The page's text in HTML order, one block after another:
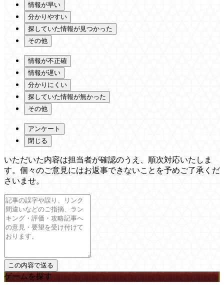
情報が早い
分かりやすい
探していた情報が見つかった
その他
情報が不正確
情報が遅い
分かりにくい
探していた情報が無かった
その他
アンケート
閉じる
いただいた内容は担当者が確認のうえ、順次対応いたしま
す。個々のご意見にはお返事できないことを予めご了承くだ
さいませ。
ゲームを探す